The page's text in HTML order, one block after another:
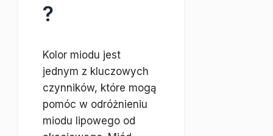
?
Kolor miodu jest
jednym z kluczowych
czynników, które mogą
pomóc w odróżnieniu
miodu lipowego od